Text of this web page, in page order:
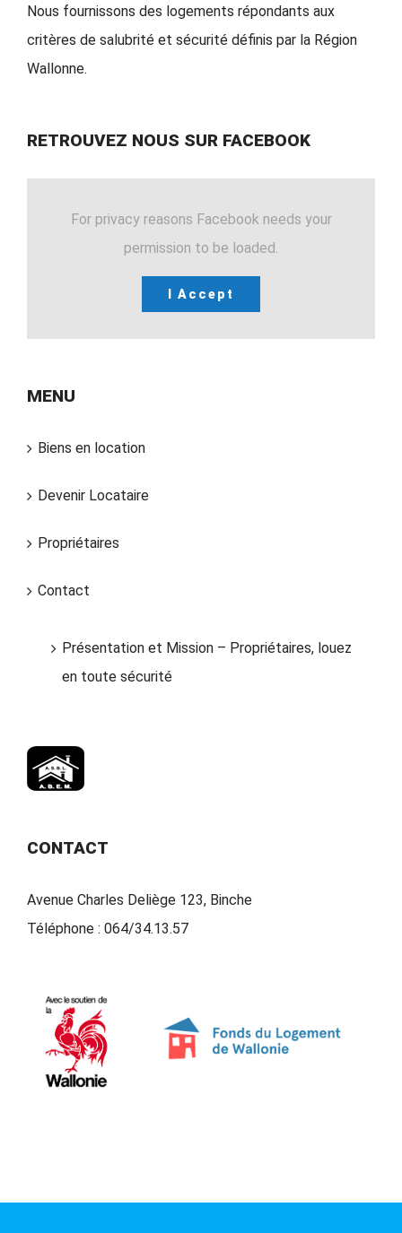
Nous fournissons des logements répondants aux
critères de salubrité et sécurité définis par la Région
Wallonne.
RETROUVEZ NOUS SUR FACEBOOK
For privacy reasons Facebook needs your
permission to be loaded.
I Accept
MENU
Biens en location
Devenir Locataire
Propriétaires
Contact
Présentation et Mission – Propriétaires, louez
en toute sécurité
CONTACT
Avenue Charles Deliège 123, Binche
Téléphone : 064/34.13.57